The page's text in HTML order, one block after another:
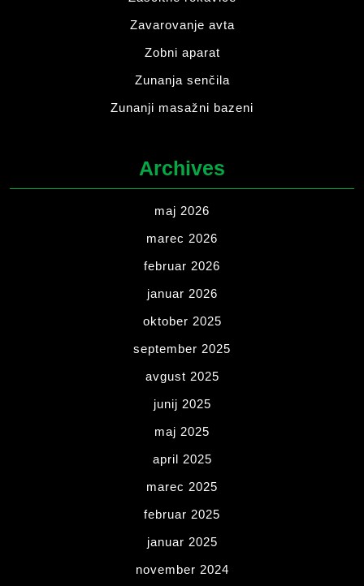
Zavarovanje avta
Zobni aparat
Zunanja senčila
Zunanji masažni bazeni
Archives
maj 2026
marec 2026
februar 2026
januar 2026
oktober 2025
september 2025
avgust 2025
junij 2025
maj 2025
april 2025
marec 2025
februar 2025
januar 2025
november 2024